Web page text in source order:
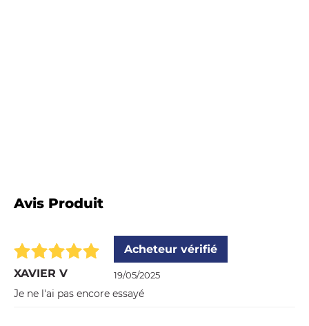
Avis Produit
XAVIER V
Acheteur vérifié
19/05/2025
Je ne l'ai pas encore essayé